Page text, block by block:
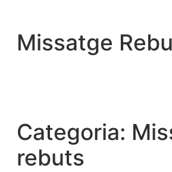
contingut
Missatge
Categoria:
rebuts